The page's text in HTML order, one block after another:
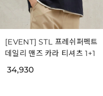
[EVENT] STL 프레쉬퍼펙트
데일리 맨즈 카라 티셔츠 1+1
34,930